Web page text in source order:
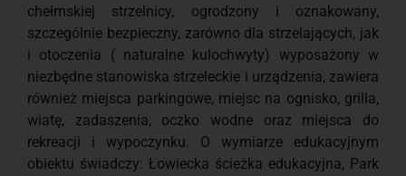
chełmskiej strzelnicy, ogrodzony i oznakowany,
szczególnie bezpieczny, zarówno dla strzelających, jak
i otoczenia ( naturalne kulochwyty) wyposażony w
niezbędne stanowiska strzeleckie i urządzenia, zawiera
również miejsca parkingowe, miejsc na ognisko, grilla,
wiatę, zadaszenia, oczko wodne oraz miejsca do
rekreacji i wypoczynku. O wymiarze edukacyjnym
obiektu świadczy: Łowiecka ścieżka edukacyjna, Park